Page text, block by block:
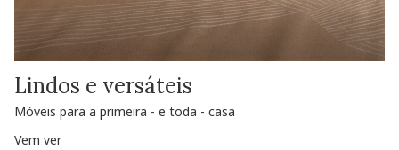
Lindos e versáteis
Móveis para a primeira - e toda - casa
Vem ver